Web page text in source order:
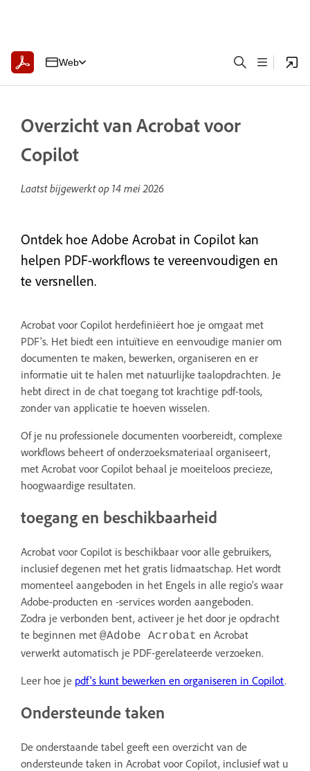
Web
Overzicht van Acrobat voor
Copilot
Laatst bijgewerkt op 14 mei 2026
Ontdek hoe Adobe Acrobat in Copilot kan
helpen PDF-workflows te vereenvoudigen en
te versnellen.
Acrobat voor Copilot herdefiniëert hoe je omgaat met
PDF's. Het biedt een intuïtieve en eenvoudige manier om
documenten te maken, bewerken, organiseren en er
informatie uit te halen met natuurlijke taalopdrachten. Je
hebt direct in de chat toegang tot krachtige pdf-tools,
zonder van applicatie te hoeven wisselen.
Of je nu professionele documenten voorbereidt, complexe
workflows beheert of onderzoeksmateriaal organiseert,
met Acrobat voor Copilot behaal je moeiteloos precieze,
hoogwaardige resultaten.
toegang en beschikbaarheid
Acrobat voor Copilot is beschikbaar voor alle gebruikers,
inclusief degenen met het gratis lidmaatschap. Het wordt
momenteel aangeboden in het Engels in alle regio's waar
Adobe-producten en -services worden aangeboden.
Zodra je verbonden bent, activeer je het door je opdracht
te beginnen met @Adobe Acrobat en Acrobat
verwerkt automatisch je PDF-gerelateerde verzoeken.
Leer hoe je pdf's kunt bewerken en organiseren in Copilot.
Ondersteunde taken
De onderstaande tabel geeft een overzicht van de
ondersteunde taken in Acrobat voor Copilot, inclusief wat u